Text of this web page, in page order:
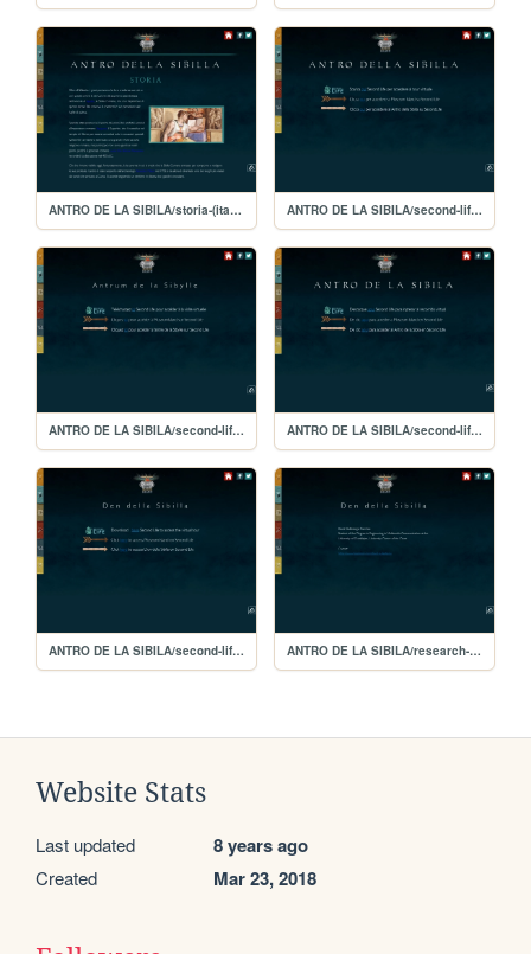
ANTRO DE LA SIBILA/storia-(italiano) ANTRO DE LA SIBILA/second-life-(italiano)
ANTRO DE LA SIBILA/second-life-(français) ANTRO DE LA SIBILA/second-life-(espa)
ANTRO DE LA SIBILA/second-life-(english) ANTRO DE LA SIBILA/research-author-(english)
Website Stats
Last updated 8 years ago
Created Mar 23, 2018